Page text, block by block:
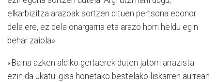
elkarbizitza arazoak sortzen dituen pertsona edonor
dela ere, ez dela onargarria eta arazo horri heldu egin
behar zaiola».
«Baina azken aldiko gertaerek duten jatorri arrazista
ezin da ukatu: gisa honetako bestelako liskarren aurrean